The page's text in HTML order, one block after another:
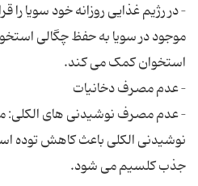
– در رژیم غذایی روزانه خود سویا را
موجود در سویا به حفظ چگالی
استخوان کمک می کند.
– عدم مصرف دخانیات
– عدم مصرف نوشیدنی های الکلی:
نوشیدنی الکلی باعث کاهش توده
جذب کلسیم می شود.